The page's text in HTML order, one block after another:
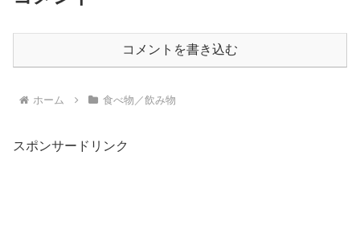
コメントを書き込む
ホーム 食べ物／飲み物
スポンサードリンク